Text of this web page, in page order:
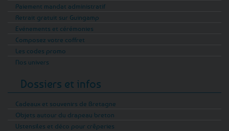
Paiement mandat administratif
Retrait gratuit sur Guingamp
Evénements et cérémonies
Composez votre coffret
Les codes promo
Nos univers
Dossiers et infos
Cadeaux et souvenirs de Bretagne
Objets autour du drapeau breton
Ustensiles et déco pour crêperies